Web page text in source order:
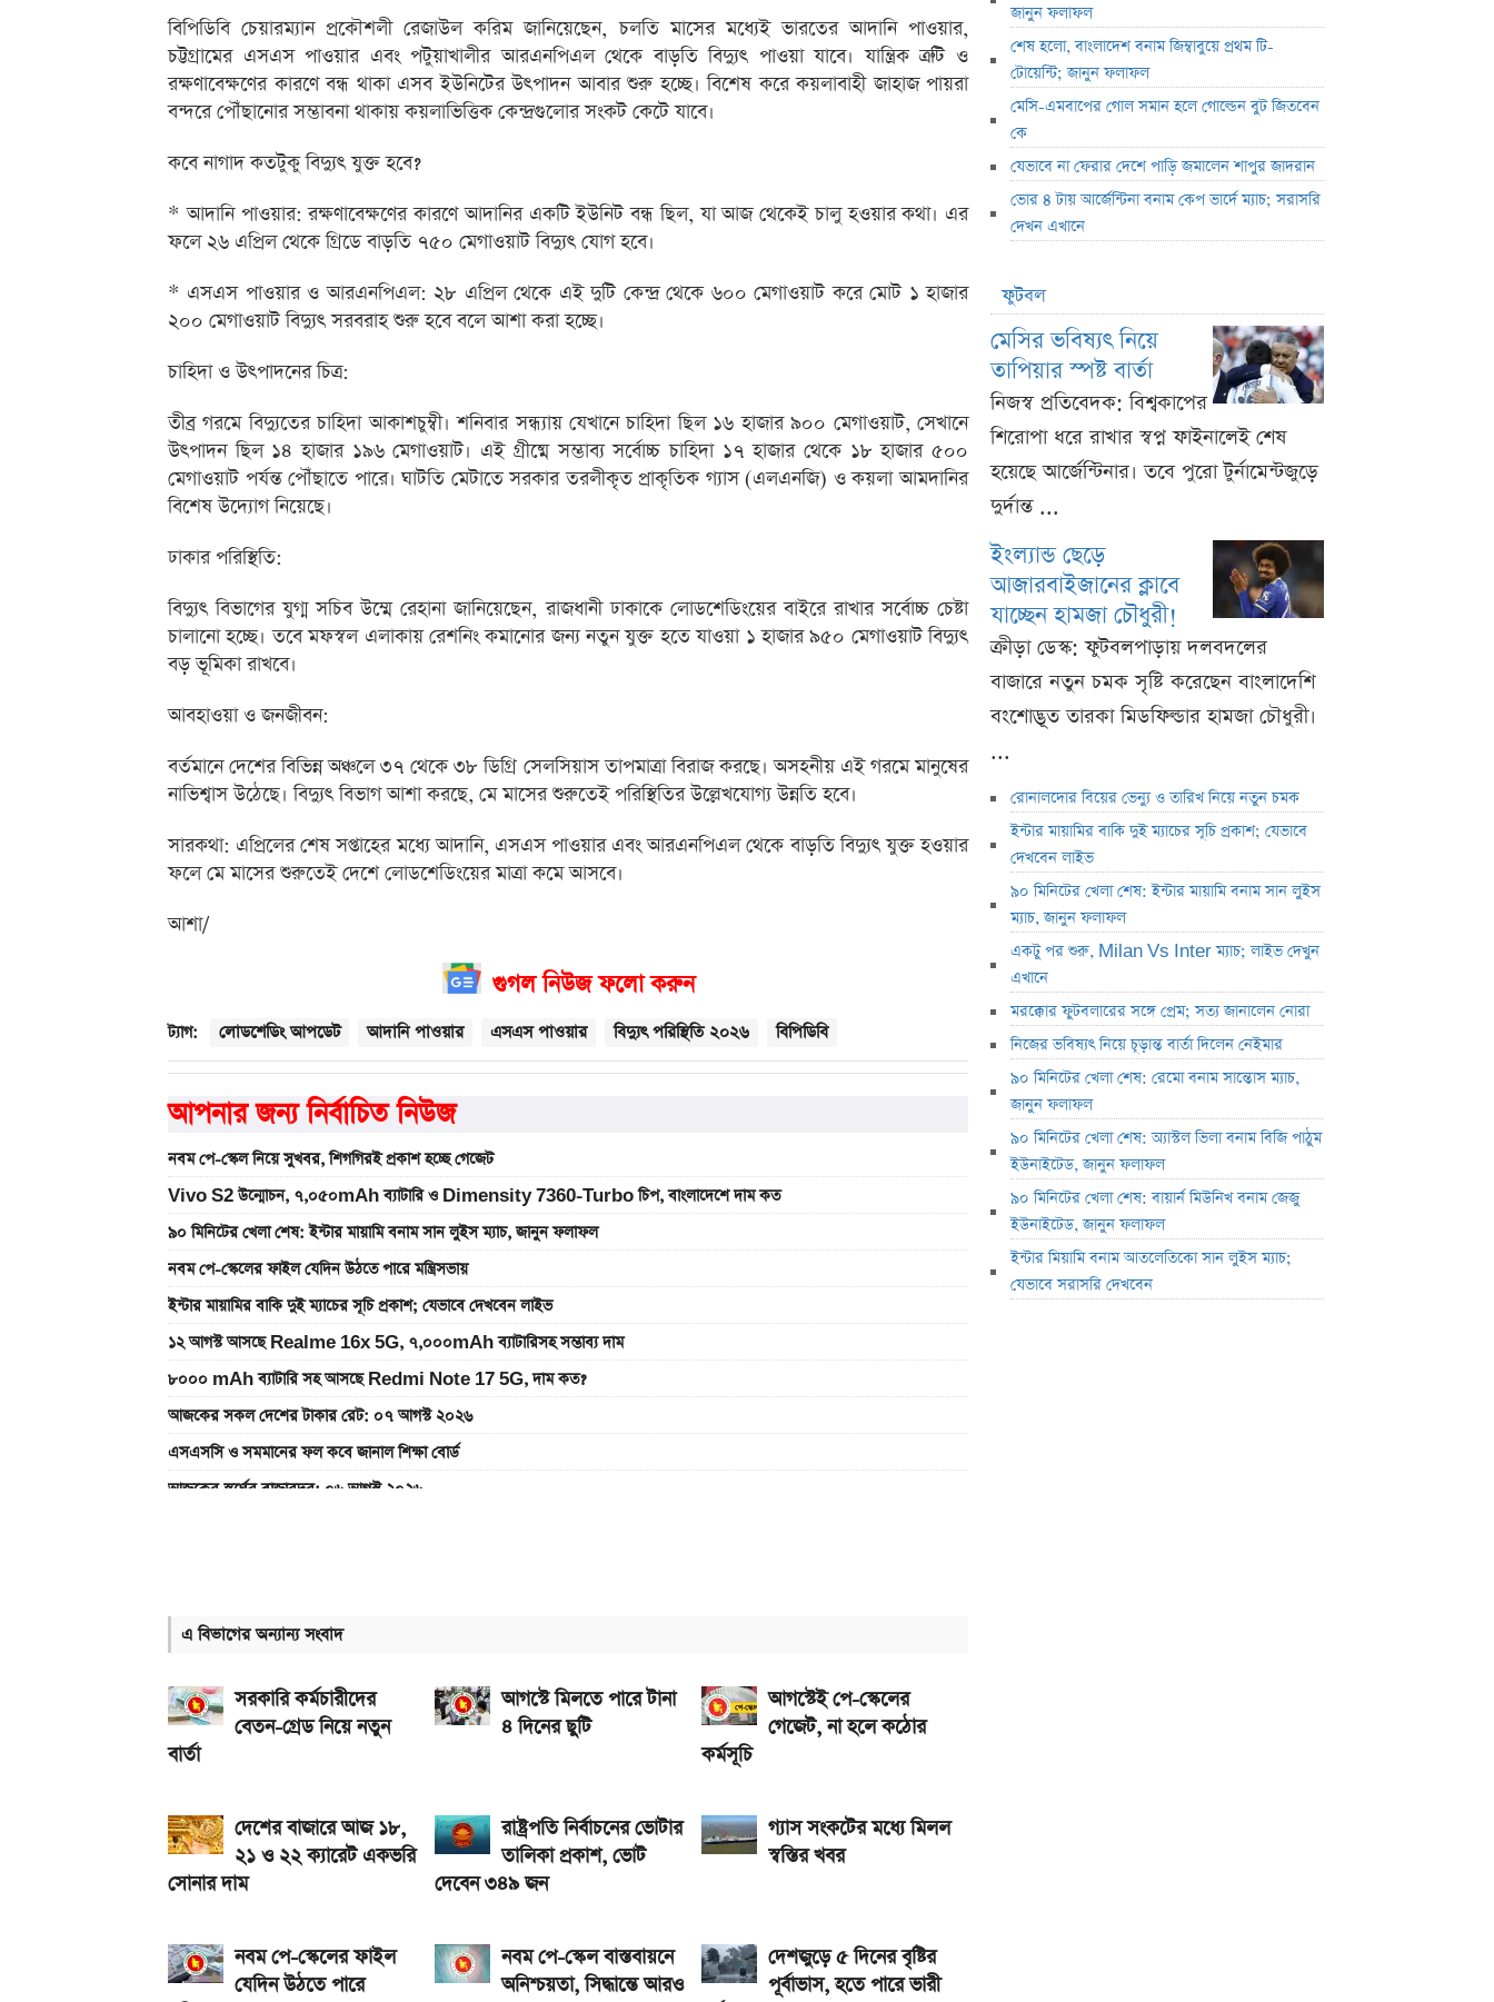
বিপিডিবি চেয়ারম্যান প্রকৌশলী রেজাউল করিম জানিয়েছেন, চলতি মাসের মধ্যেই ভারতের আদানি পাওয়ার,
চট্টগ্রামের এসএস পাওয়ার এবং পটুয়াখালীর আরএনপিএল থেকে বাড়তি বিদ্যুৎ পাওয়া যাবে। যান্ত্রিক ত্রুটি ও
রক্ষণাবেক্ষণের কারণে বন্ধ থাকা এসব ইউনিটের উৎপাদন আবার শুরু হচ্ছে। বিশেষ করে কয়লাবাহী জাহাজ পায়রা
বন্দরে পৌঁছানোর সম্ভাবনা থাকায় কয়লাভিত্তিক কেন্দ্রগুলোর সংকট কেটে যাবে।
কবে নাগাদ কতটুকু বিদ্যুৎ যুক্ত হবে?
* আদানি পাওয়ার: রক্ষণাবেক্ষণের কারণে আদানির একটি ইউনিট বন্ধ ছিল, যা আজ থেকেই চালু হওয়ার কথা। এর
ফলে ২৬ এপ্রিল থেকে গ্রিডে বাড়তি ৭৫০ মেগাওয়াট বিদ্যুৎ যোগ হবে।
* এসএস পাওয়ার ও আরএনপিএল: ২৮ এপ্রিল থেকে এই দুটি কেন্দ্র থেকে ৬০০ মেগাওয়াট করে মোট ১ হাজার
২০০ মেগাওয়াট বিদ্যুৎ সরবরাহ শুরু হবে বলে আশা করা হচ্ছে।
চাহিদা ও উৎপাদনের চিত্র:
তীব্র গরমে বিদ্যুতের চাহিদা আকাশচুম্বী। শনিবার সন্ধ্যায় যেখানে চাহিদা ছিল ১৬ হাজার ৯০০ মেগাওয়াট, সেখানে
উৎপাদন ছিল ১৪ হাজার ১৯৬ মেগাওয়াট। এই গ্রীষ্মে সম্ভাব্য সর্বোচ্চ চাহিদা ১৭ হাজার থেকে ১৮ হাজার ৫০০
মেগাওয়াট পর্যন্ত পৌঁছাতে পারে। ঘাটতি মেটাতে সরকার তরলীকৃত প্রাকৃতিক গ্যাস (এলএনজি) ও কয়লা আমদানির
বিশেষ উদ্যোগ নিয়েছে।
ঢাকার পরিস্থিতি:
বিদ্যুৎ বিভাগের যুগ্ম সচিব উম্মে রেহানা জানিয়েছেন, রাজধানী ঢাকাকে লোডশেডিংয়ের বাইরে রাখার সর্বোচ্চ চেষ্টা
চালানো হচ্ছে। তবে মফস্বল এলাকায় রেশনিং কমানোর জন্য নতুন যুক্ত হতে যাওয়া ১ হাজার ৯৫০ মেগাওয়াট বিদ্যুৎ
বড় ভূমিকা রাখবে।
আবহাওয়া ও জনজীবন:
বর্তমানে দেশের বিভিন্ন অঞ্চলে ৩৭ থেকে ৩৮ ডিগ্রি সেলসিয়াস তাপমাত্রা বিরাজ করছে। অসহনীয় এই গরমে মানুষের
নাভিশ্বাস উঠেছে। বিদ্যুৎ বিভাগ আশা করছে, মে মাসের শুরুতেই পরিস্থিতির উল্লেখযোগ্য উন্নতি হবে।
সারকথা: এপ্রিলের শেষ সপ্তাহের মধ্যে আদানি, এসএস পাওয়ার এবং আরএনপিএল থেকে বাড়তি বিদ্যুৎ যুক্ত হওয়ার
ফলে মে মাসের শুরুতেই দেশে লোডশেডিংয়ের মাত্রা কমে আসবে।
আশা/
গুগল নিউজ ফলো করুন
ট্যাগ: লোডশেডিং আপডেট আদানি পাওয়ার এসএস পাওয়ার বিদ্যুৎ পরিস্থিতি ২০২৬ বিপিডিবি
আপনার জন্য নির্বাচিত নিউজ
নবম পে-স্কেল নিয়ে সুখবর, শিগগিরই প্রকাশ হচ্ছে গেজেট
Vivo S2 উন্মোচন, ৭,০৫০mAh ব্যাটারি ও Dimensity 7360-Turbo চিপ, বাংলাদেশে দাম কত
৯০ মিনিটের খেলা শেষ: ইন্টার মায়ামি বনাম সান লুইস ম্যাচ, জানুন ফলাফল
নবম পে-স্কেলের ফাইল যেদিন উঠতে পারে মন্ত্রিসভায়
ইন্টার মায়ামির বাকি দুই ম্যাচের সূচি প্রকাশ; যেভাবে দেখবেন লাইভ
১২ আগস্ট আসছে Realme 16x 5G, ৭,০০০mAh ব্যাটারিসহ সম্ভাব্য দাম
৮০০০ mAh ব্যাটারি সহ আসছে Redmi Note 17 5G, দাম কত?
আজকের সকল দেশের টাকার রেট: ০৭ আগস্ট ২০২৬
এসএসসি ও সমমানের ফল কবে জানাল শিক্ষা বোর্ড
আজকের স্বর্ণের বাজারদর: ০৬ আগস্ট ২০২৬
আজ ৪ ঘণ্টা বিদ্যুৎ থাকবে না যেসব এলাকায়, আগেই জেনে নিন
এ বিভাগের অন্যান্য সংবাদ
সরকারি কর্মচারীদের
বেতন-গ্রেড নিয়ে নতুন
বার্তা
আগস্টে মিলতে পারে টানা
৪ দিনের ছুটি
আগস্টেই পে-স্কেলের
গেজেট, না হলে কঠোর
কর্মসূচি
দেশের বাজারে আজ ১৮,
২১ ও ২২ ক্যারেট একভরি
সোনার দাম
রাষ্ট্রপতি নির্বাচনের ভোটার
তালিকা প্রকাশ, ভোট
দেবেন ৩৪৯ জন
গ্যাস সংকটের মধ্যে মিলল
স্বস্তির খবর
নবম পে-স্কেলের ফাইল
যেদিন উঠতে পারে
নবম পে-স্কেল বাস্তবায়নে
অনিশ্চয়তা, সিদ্ধান্তে আরও
দেশজুড়ে ৫ দিনের বৃষ্টির
পূর্বাভাস, হতে পারে ভারী
জানুন ফলাফল
শেষ হলো, বাংলাদেশ বনাম জিম্বাবুয়ে প্রথম টি-
টোয়েন্টি; জানুন ফলাফল
মেসি-এমবাপের গোল সমান হলে গোল্ডেন বুট জিতবেন
কে
যেভাবে না ফেরার দেশে পাড়ি জমালেন শাপুর জাদরান
ভোর ৪ টায় আর্জেন্টিনা বনাম কেপ ভার্দে ম্যাচ; সরাসরি
দেখন এখানে
ফুটবল
মেসির ভবিষ্যৎ নিয়ে
তাপিয়ার স্পষ্ট বার্তা
নিজস্ব প্রতিবেদক: বিশ্বকাপের
শিরোপা ধরে রাখার স্বপ্ন ফাইনালেই শেষ
হয়েছে আর্জেন্টিনার। তবে পুরো টুর্নামেন্টজুড়ে
দুর্দান্ত ...
ইংল্যান্ড ছেড়ে
আজারবাইজানের ক্লাবে
যাচ্ছেন হামজা চৌধুরী!
ক্রীড়া ডেস্ক: ফুটবলপাড়ায় দলবদলের
বাজারে নতুন চমক সৃষ্টি করেছেন বাংলাদেশি
বংশোদ্ভূত তারকা মিডফিল্ডার হামজা চৌধুরী।
...
রোনালদোর বিয়ের ভেন্যু ও তারিখ নিয়ে নতুন চমক
ইন্টার মায়ামির বাকি দুই ম্যাচের সূচি প্রকাশ; যেভাবে
দেখবেন লাইভ
৯০ মিনিটের খেলা শেষ: ইন্টার মায়ামি বনাম সান লুইস
ম্যাচ, জানুন ফলাফল
একটু পর শুরু, Milan Vs Inter ম্যাচ; লাইভ দেখুন
এখানে
মরক্কোর ফুটবলারের সঙ্গে প্রেম; সত্য জানালেন নোরা
নিজের ভবিষ্যৎ নিয়ে চূড়ান্ত বার্তা দিলেন নেইমার
৯০ মিনিটের খেলা শেষ: রেমো বনাম সান্তোস ম্যাচ,
জানুন ফলাফল
৯০ মিনিটের খেলা শেষ: অ্যাস্টল ভিলা বনাম বিজি পাঠুম
ইউনাইটেড, জানুন ফলাফল
৯০ মিনিটের খেলা শেষ: বায়ার্ন মিউনিখ বনাম জেজু
ইউনাইটেড, জানুন ফলাফল
ইন্টার মিয়ামি বনাম আতলেতিকো সান লুইস ম্যাচ;
যেভাবে সরাসরি দেখবেন